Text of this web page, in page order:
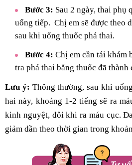
Bước 3: Sau 2 ngày, thai phụ
uống tiếp. Chị em sẽ được theo
sau khi uống thuốc phá thai.
Bước 4: Chị em cần tái khám
tra phá thai bằng thuốc đã thành
Lưu ý: Thông thường, sau khi
hai này, khoảng 1-2 tiếng sẽ ra
kinh nguyệt, đôi khi ra máu cục.
giảm dần theo thời gian trong